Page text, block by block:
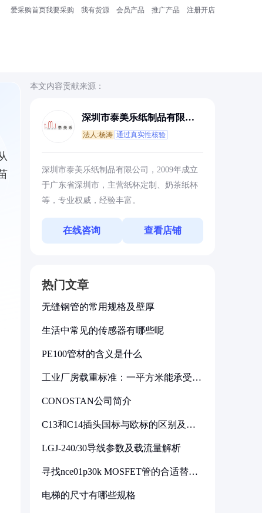
爱采购首页我要采购 我有货源 会员产品 推广产品 注册开店
本文内容贡献来源：
深圳市泰美乐纸制品有限公
法人:杨涛 通过真实性核验
深圳市泰美乐纸制品有限公司，2009年成立
于广东省深圳市，主营纸杯定制、奶茶纸杯
等，专业权威，经验丰富。
在线咨询 查看店铺
热门文章
无缝钢管的常用规格及壁厚
生活中常见的传感器有哪些呢
PE100管材的含义是什么
工业厂房载重标准：一平方米能承受多
CONOSTAN公司简介
C13和C14插头国标与欧标的区别及其
LGJ-240/30导线参数及载流量解析
寻找nce01p30k MOSFET管的合适替代
电梯的尺寸有哪些规格